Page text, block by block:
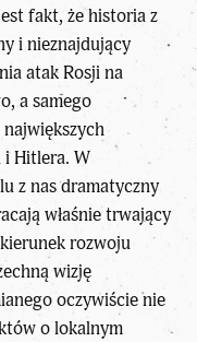
fakt, że historia z
i nieznajdujący
atak Rosji na
a samego
Hitlera. W
z nas dramatyczny
właśnie trwający
rozwoju
wizję
oczywiście nie
o lokalnym